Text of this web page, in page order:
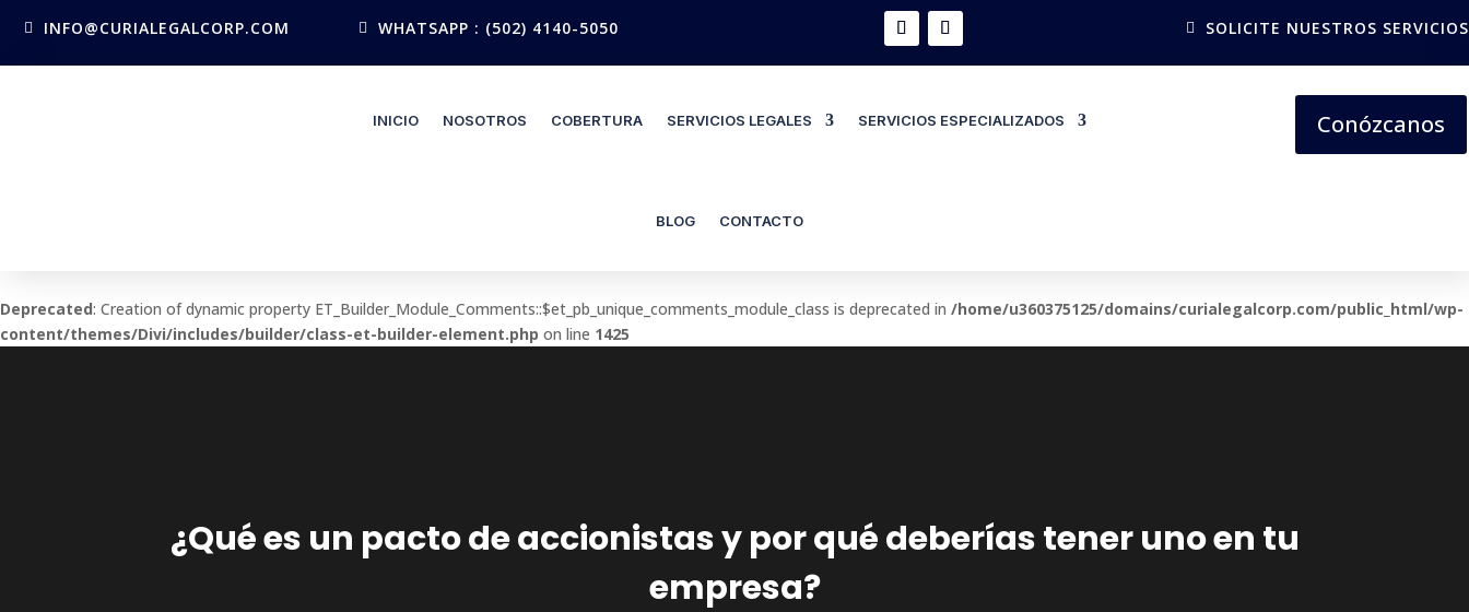
INFO@CURIALEGALCORP.COM WHATSAPP : (502) 4140-5050 SOLICITE NUESTROS SERVICIOS
INICIO NOSOTROS COBERTURA SERVICIOS LEGALES SERVICIOS ESPECIALIZADOS
BLOG CONTACTO
Conózcanos
Deprecated: Creation of dynamic property ET_Builder_Module_Comments::$et_pb_unique_comments_module_class is deprecated in /home/u360375125/domains/curialegalcorp.com/public_html/wp-
content/themes/Divi/includes/builder/class-et-builder-element.php on line 1425
¿Qué es un pacto de accionistas y por qué deberías tener uno en tu
empresa?